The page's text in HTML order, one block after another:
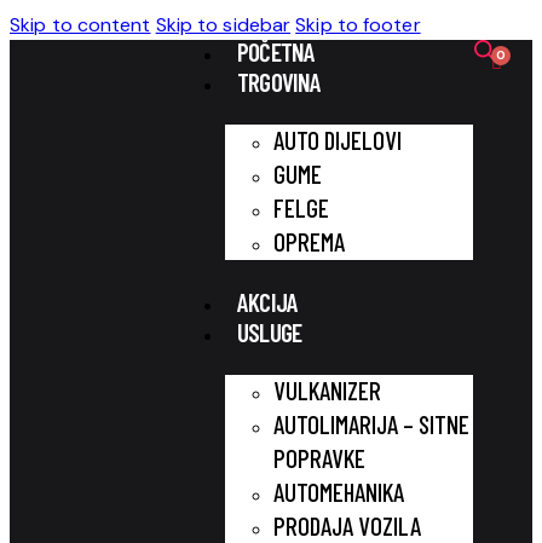
Skip to content Skip to sidebar Skip to footer
POČETNA
TRGOVINA
AUTO DIJELOVI
GUME
FELGE
OPREMA
AKCIJA
USLUGE
VULKANIZER
AUTOLIMARIJA – SITNE
POPRAVKE
AUTOMEHANIKA
PRODAJA VOZILA